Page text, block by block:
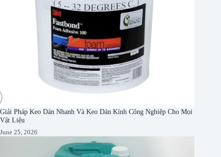
Giải Pháp Keo Dán Nhanh Và Keo Dán Kính Công Nghiệp Cho Mọi
Vật Liệu
June 25, 2026